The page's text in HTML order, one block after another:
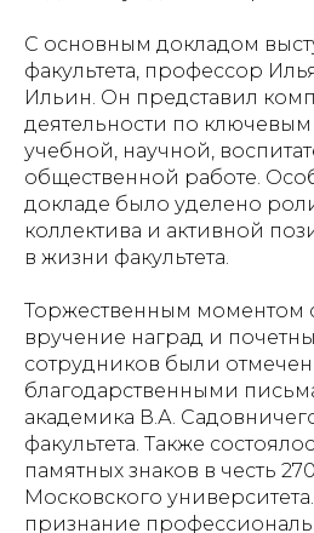
С основным докладом
факультета, профессор
Ильин. Он представил
деятельности по
учебной, научной,
общественной работе.
докладе было уделено
коллектива и активной
в жизни факультета.
Торжественным моментом
вручение наград и
сотрудников были
благодарственными
академика В.А.
факультета. Также
памятных знаков в честь
Московского
признание